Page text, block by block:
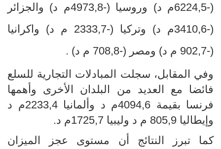
(-6224,5م د) وروسيا (-4973,8م د) والجزائر
(-3410,6م د) وتركيا (-2333,7 م د) واكرانيا
(-902,7 م د) ومصر (-708,8 م د) .
وفي المقابل، سجلت المبادلات التجارية للسلع
فائضا مع العديد من البلدان الأخرى وأهمها
فرنسا بقيمة 4094,6م د وألمانيا 2233,4م
د
وإيطاليا 805,9 م د وليبيا 1725,7م د.
كما تبرز النتائج أن مستوى عجز الميزان